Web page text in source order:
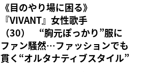
《目のやり場に困る》
『VIVANT』女性歌手
（30） “胸元ぽっかり”服に
ファン騒然…ファッションでも
貫く“オルタナティブスタイル”